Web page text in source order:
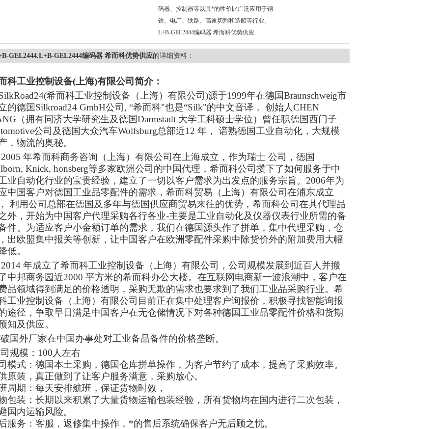
码器、控制器等以其*的性价比广泛应用于钢
铁、电厂、铁路、高速切割和造船等行业。
L+B-GEL2444编码器 希而科优势供应
GEL2444.L+B-GEL2444编码器 希而科优势供应的详细资料：
科工业控制设备(上海)有限公司简介：
希而科工业控制设备（上海）有限公司)源于1999年在德国Braunschweig市
的德国Silkroad24 GmbH公司, “希而科"也是“Silk"的中文音译， 创始人CHEN
（拥有同济大学研究生及德国Darmstadt 大学工科硕士学位）曾任职德国西门子
公司及德国大众汽车Wolfsburg总部近12 年， 谙熟德国工业自动化，大规模
，物流的奥秘。
年希而科商务咨询（上海）有限公司在上海成立，作为瑞士 公司，德国
Knick, honsberg等多家欧洲公司的中国代理，希而科公司攒下了如何服务于中
业自动化行业的宝贵经验，建立了一切以客户需求为出发点的服务宗旨。2006年为
中国客户对德国工业品零配件的需求，希而科贸易（上海）有限公司在浦东成立
利用公司总部在德国及多年与德国供应商贸易来往的优势，希而科公司在其代理品
外，开始为中国客户代理采购各行各业-主要是工业自动化及仪器仪表行业所需的备
件。为适应客户小金额订单的需求，我们在德国源头作了拼单，集中代理采购，仓
出欧盟集中报关等创新，让中国客户在欧洲零配件采购中除货价外的附加费用大幅
低。
年成立了希而科工业控制设备（上海）有限公司，公司规模发展到近百人并搬
中邦商务园近2000 平方米的希而科办公大楼。在互联网电商新一波浪潮中，客户在
品领域得到满足的价格透明，采购无欺的需求也要求到了我们工业品采购行业。希
工业控制设备（上海）有限公司目前正在集中处理客户询报价，积极寻找智能询报
途径，争取早日满足中国客户在无仓储情况下对各种德国工业品零配件价格和货期
知及供应。
国外厂家在中国办事处对工业备品备件的价格垄断。
规模：100人左右
模式：德国本土采购，德国仓库拼单操作，为客户节约了成本，提高了采购效率。
原装，真正做到了让客户服务满意，采购放心。
周期：每天安排航班，保证货物时效，
包装：长期以来积累了大量货物运输包装经验，所有货物均在国内进行二次包装，
国内运输风险。
服务：客服，返修集中操作，*的售后系统确保客户无后顾之忧。